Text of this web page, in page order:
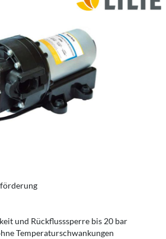
und Rückflusssperre bis 20 bar
Temperaturschwankungen